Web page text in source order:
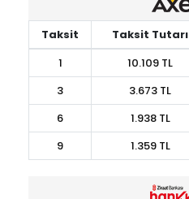
Taksit Taksit Tutarı
1
10.109 TL
3
3.673 TL
6
1.938 TL
9
1.359 TL